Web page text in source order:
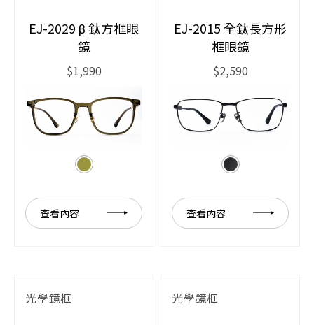
EJ-2029 β 鈦方框眼
鏡
$1,990
查看內容
EJ-2015 全鈦長方形
框眼鏡
$2,590
查看內容
光學鏡框 光學鏡框